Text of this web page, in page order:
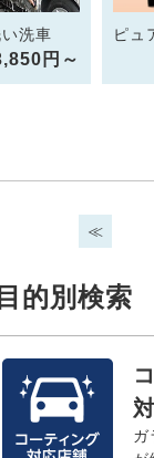
洗車
円～
ピュ
≪
的別検索
ガ